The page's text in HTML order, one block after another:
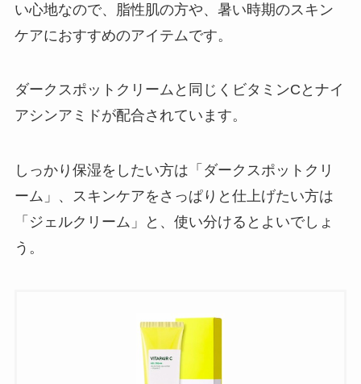
い心地なので、脂性肌の方や、暑い時期のスキン
ケアにおすすめのアイテムです。
ダークスポットクリームと同じくビタミンCとナイ
アシンアミドが配合されています。
しっかり保湿をしたい方は「ダークスポットクリ
ーム」、スキンケアをさっぱりと仕上げたい方は
「ジェルクリーム」と、使い分けるとよいでしょ
う。